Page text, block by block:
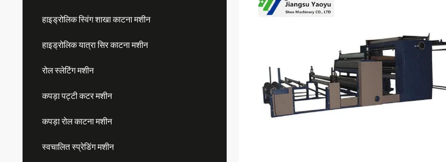
हाइड्रोलिक स्विंग शाखा काटना मशीन
हाइड्रोलिक यात्रा सिर काटना मशीन
रोल स्लेटिंग मशीन
कपड़ा पट्टी कटर मशीन
कपड़ा रोल काटना मशीन
स्वचालित स्प्रेडिंग मशीन